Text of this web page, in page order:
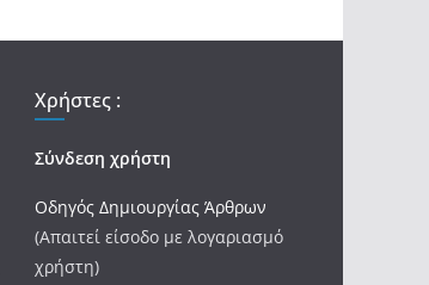
Χρήστες :
Σύνδεση χρήστη
Οδηγός Δημιουργίας Άρθρων
(Απαιτεί είσοδο με λογαριασμό
χρήστη)